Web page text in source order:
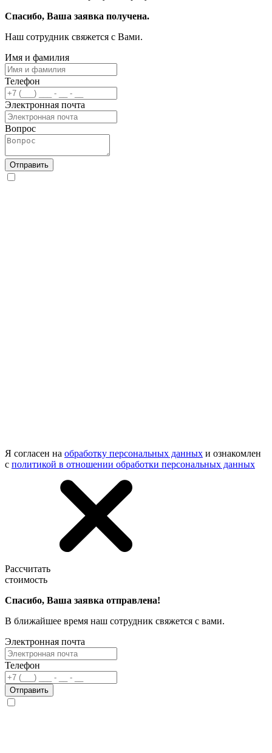
Спасибо, Ваша заявка получена.
Наш сотрудник свяжется с Вами.
Имя и фамилия
Телефон
Электронная почта
Вопрос
Отправить
Я согласен на обработку персональных данных и ознакомлен
с политикой в отношении обработки персональных данных
Рассчитать
стоимость
Спасибо, Ваша заявка отправлена!
В ближайшее время наш сотрудник свяжется с вами.
Электронная почта
Телефон
Отправить